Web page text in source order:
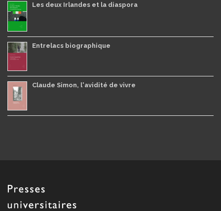
Les deux Irlandes et la diaspora
Entrelacs biographique
Claude Simon, l'avidité de vivre